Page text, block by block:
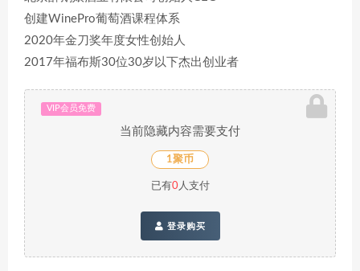
创建WinePro葡萄酒课程体系
2020年金刀奖年度女性创始人
2017年福布斯30位30岁以下杰出创业者
VIP会员免费
当前隐藏内容需要支付
1聚币
已有0人支付
登录购买